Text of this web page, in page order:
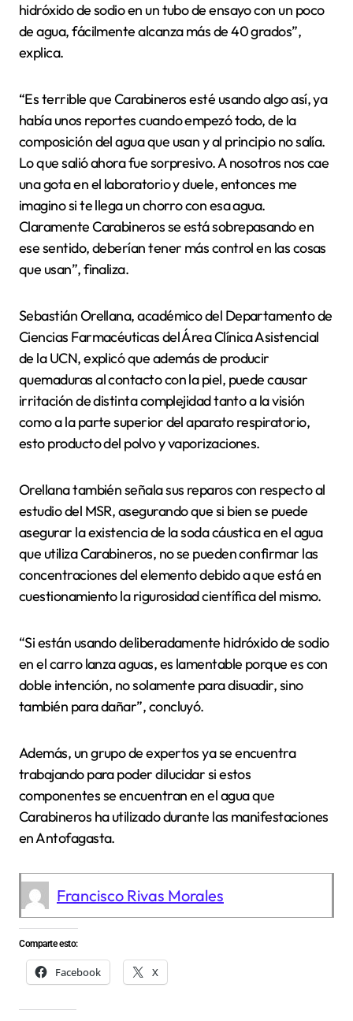
hidróxido de sodio en un tubo de ensayo con un poco
de agua, fácilmente alcanza más de 40 grados”,
explica.
“Es terrible que Carabineros esté usando algo así, ya
había unos reportes cuando empezó todo, de la
composición del agua que usan y al principio no salía.
Lo que salió ahora fue sorpresivo. A nosotros nos cae
una gota en el laboratorio y duele, entonces me
imagino si te llega un chorro con esa agua.
Claramente Carabineros se está sobrepasando en
ese sentido, deberían tener más control en las cosas
que usan”, finaliza.
Sebastián Orellana, académico del Departamento de
Ciencias Farmacéuticas del Área Clínica Asistencial
de la UCN, explicó que además de producir
quemaduras al contacto con la piel, puede causar
irritación de distinta complejidad tanto a la visión
como a la parte superior del aparato respiratorio,
esto producto del polvo y vaporizaciones.
Orellana también señala sus reparos con respecto al
estudio del MSR, asegurando que si bien se puede
asegurar la existencia de la soda cáustica en el agua
que utiliza Carabineros, no se pueden confirmar las
concentraciones del elemento debido a que está en
cuestionamiento la rigurosidad científica del mismo.
“Si están usando deliberadamente hidróxido de sodio
en el carro lanza aguas, es lamentable porque es con
doble intención, no solamente para disuadir, sino
también para dañar”, concluyó.
Además, un grupo de expertos ya se encuentra
trabajando para poder dilucidar si estos
componentes se encuentran en el agua que
Carabineros ha utilizado durante las manifestaciones
en Antofagasta.
Francisco Rivas Morales
Comparte esto:
Facebook X